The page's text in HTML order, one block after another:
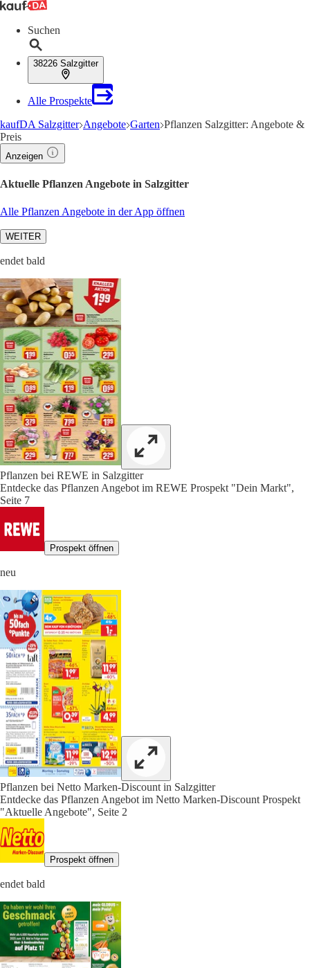
Suchen
38226 Salzgitter
Alle Prospekte
kaufDA Salzgitter Angebote Garten Pflanzen Salzgitter: Angebote &
Preis
Anzeigen
Aktuelle Pflanzen Angebote in Salzgitter
Alle Pflanzen Angebote in der App öffnen
WEITER
endet bald
Pflanzen bei REWE in Salzgitter
Entdecke das Pflanzen Angebot im REWE Prospekt "Dein Markt",
Seite 7
Prospekt öffnen
neu
Pflanzen bei Netto Marken-Discount in Salzgitter
Entdecke das Pflanzen Angebot im Netto Marken-Discount Prospekt
"Aktuelle Angebote", Seite 2
Prospekt öffnen
endet bald